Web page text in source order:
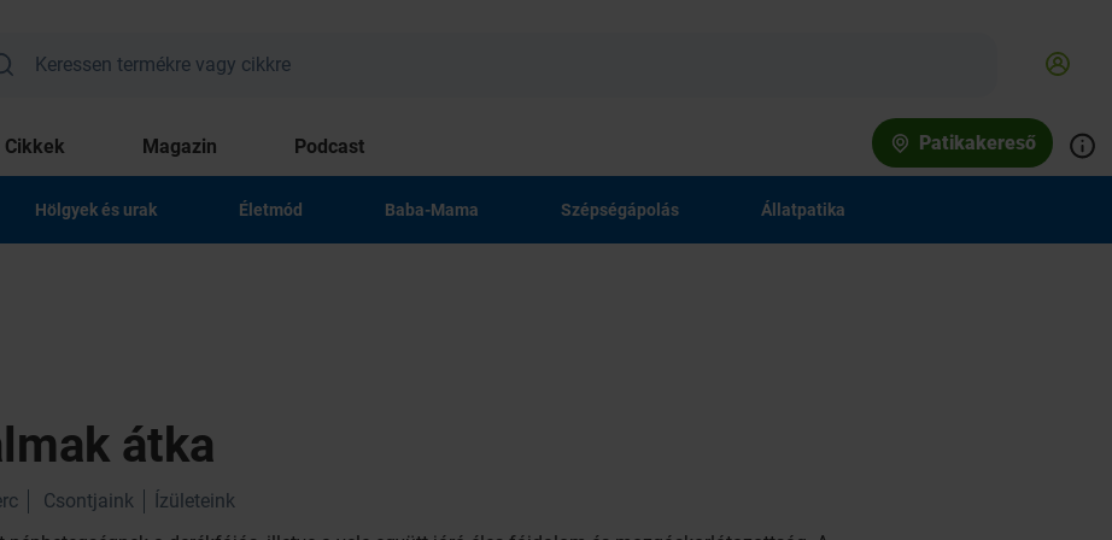
Cikkek Magazin Podcast Patikakereső
Hölgyek és urak Életmód Baba-Mama Szépségápolás Állatpatika
átka
Csontjaink
Ízületeink